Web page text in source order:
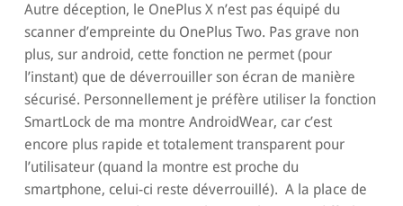
Autre déception, le OnePlus X n’est pas équipé du
scanner d’empreinte du OnePlus Two. Pas grave non
plus, sur android, cette fonction ne permet (pour
l’instant) que de déverrouiller son écran de manière
sécurisé. Personnellement je préfère utiliser la fonction
SmartLock de ma montre AndroidWear, car c’est
encore plus rapide et totalement transparent pour
l’utilisateur (quand la montre est proche du
smartphone, celui-ci reste déverrouillé). A la place de